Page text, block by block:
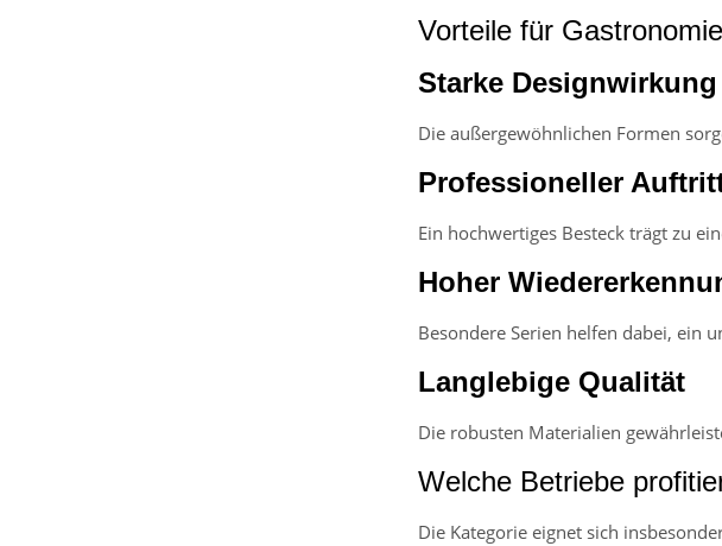
Vorteile für
Starke Designwirkung
Die außergewöhnlichen Formen
Professioneller
Ein hochwertiges Besteck trägt zu
Hoher
Besondere Serien helfen dabei, ein
Langlebige Qualität
Die robusten Materialien
Welche Betriebe
Die Kategorie eignet sich